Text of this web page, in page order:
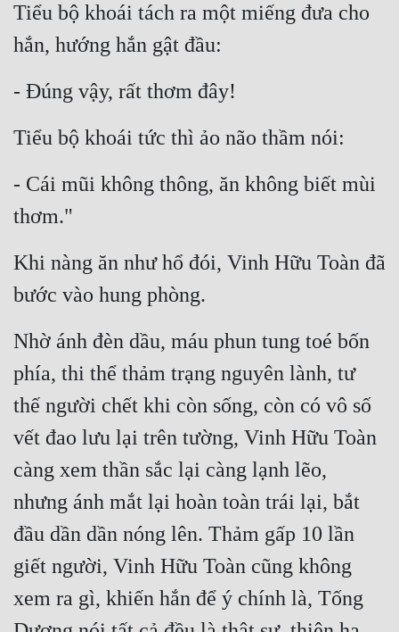
Tiểu bộ khoái tách ra một miếng đưa cho
hắn, hướng hắn gật đầu:
- Đúng vậy, rất thơm đây!
Tiểu bộ khoái tức thì ảo não thầm nói:
- Cái mũi không thông, ăn không biết mùi
thơm."
Khi nàng ăn như hổ đói, Vinh Hữu Toàn đã
bước vào hung phòng.
Nhờ ánh đèn dầu, máu phun tung toé bốn
phía, thi thể thảm trạng nguyên lành, tư
thế người chết khi còn sống, còn có vô số
vết đao lưu lại trên tường, Vinh Hữu Toàn
càng xem thần sắc lại càng lạnh lẽo,
nhưng ánh mắt lại hoàn toàn trái lại, bắt
đầu dần dần nóng lên. Thảm gấp 10 lần
giết người, Vinh Hữu Toàn cũng không
xem ra gì, khiến hắn để ý chính là, Tống